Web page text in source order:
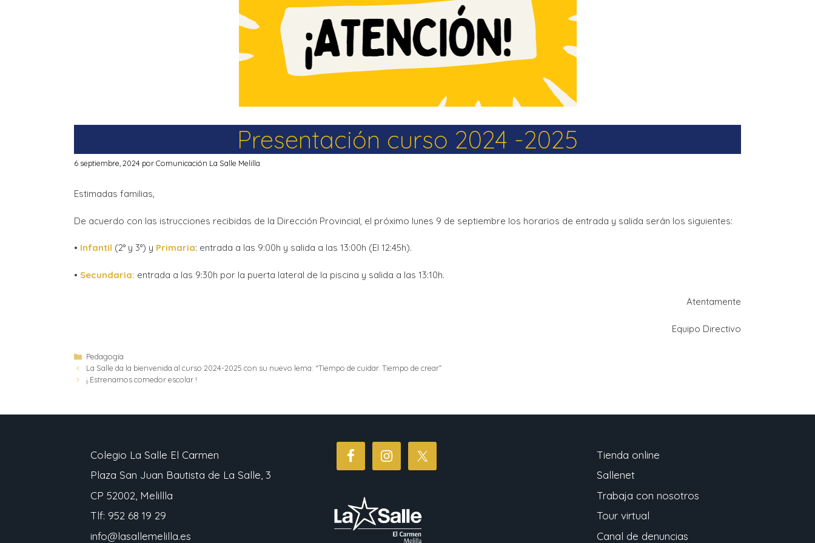
La Salle en el mundo
Vocación lasaliana
Presentación curso 2024 -2025
6 septiembre, 2024 porComunicación La Salle Melilla
Estimadas familias,
De acuerdo con las istrucciones recibidas de la Dirección Provincial, el próximo lunes 9 de septiembre los horarios de entrada y salida serán los siguientes:
• Infantil (2° y 3°) y Primaria: entrada a las 9:00h y salida a las 13:00h (El 12:45h).
• Secundaria: entrada a las 9:30h por la puerta lateral de la piscina y salida a las 13:10h.
Atentamente
Equipo Directivo
Pedagogía
La Salle da la bienvenida al curso 2024-2025 con su nuevo lema: “Tiempo de cuidar. Tiempo de crear”
¡ Estrenamos comedor escolar !
Colegio La Salle El Carmen
Plaza San Juan Bautista de La Salle, 3
CP 52002, Melillla
Tlf: 952 68 19 29
info@lasallemelilla.es
Tienda online
Sallenet
Trabaja con nosotros
Tour virtual
Canal de denuncias